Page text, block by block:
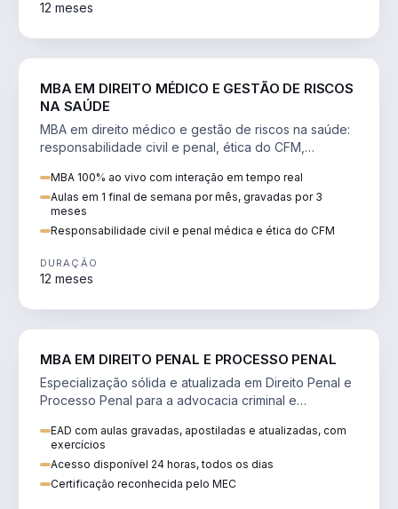
12 meses
MBA EM DIREITO MÉDICO E GESTÃO DE RISCOS
NA SAÚDE
MBA em direito médico e gestão de riscos na saúde:
responsabilidade civil e penal, ética do CFM,
MBA 100% ao vivo com interação em tempo real
Aulas em 1 final de semana por mês, gravadas por 3
meses
Responsabilidade civil e penal médica e ética do CFM
DURAÇÃO
12 meses
MBA EM DIREITO PENAL E PROCESSO PENAL
Especialização sólida e atualizada em Direito Penal e
Processo Penal para a advocacia criminal e
EAD com aulas gravadas, apostiladas e atualizadas, com
exercícios
Acesso disponível 24 horas, todos os dias
Certificação reconhecida pelo MEC